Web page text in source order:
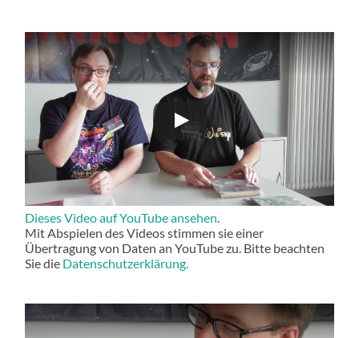
Dieses Video auf YouTube ansehen
Mit Abspielen des Videos stimmen sie einer
Übertragung von Daten an YouTube zu. Bitte beachten
Sie die Datenschutzerklärung.